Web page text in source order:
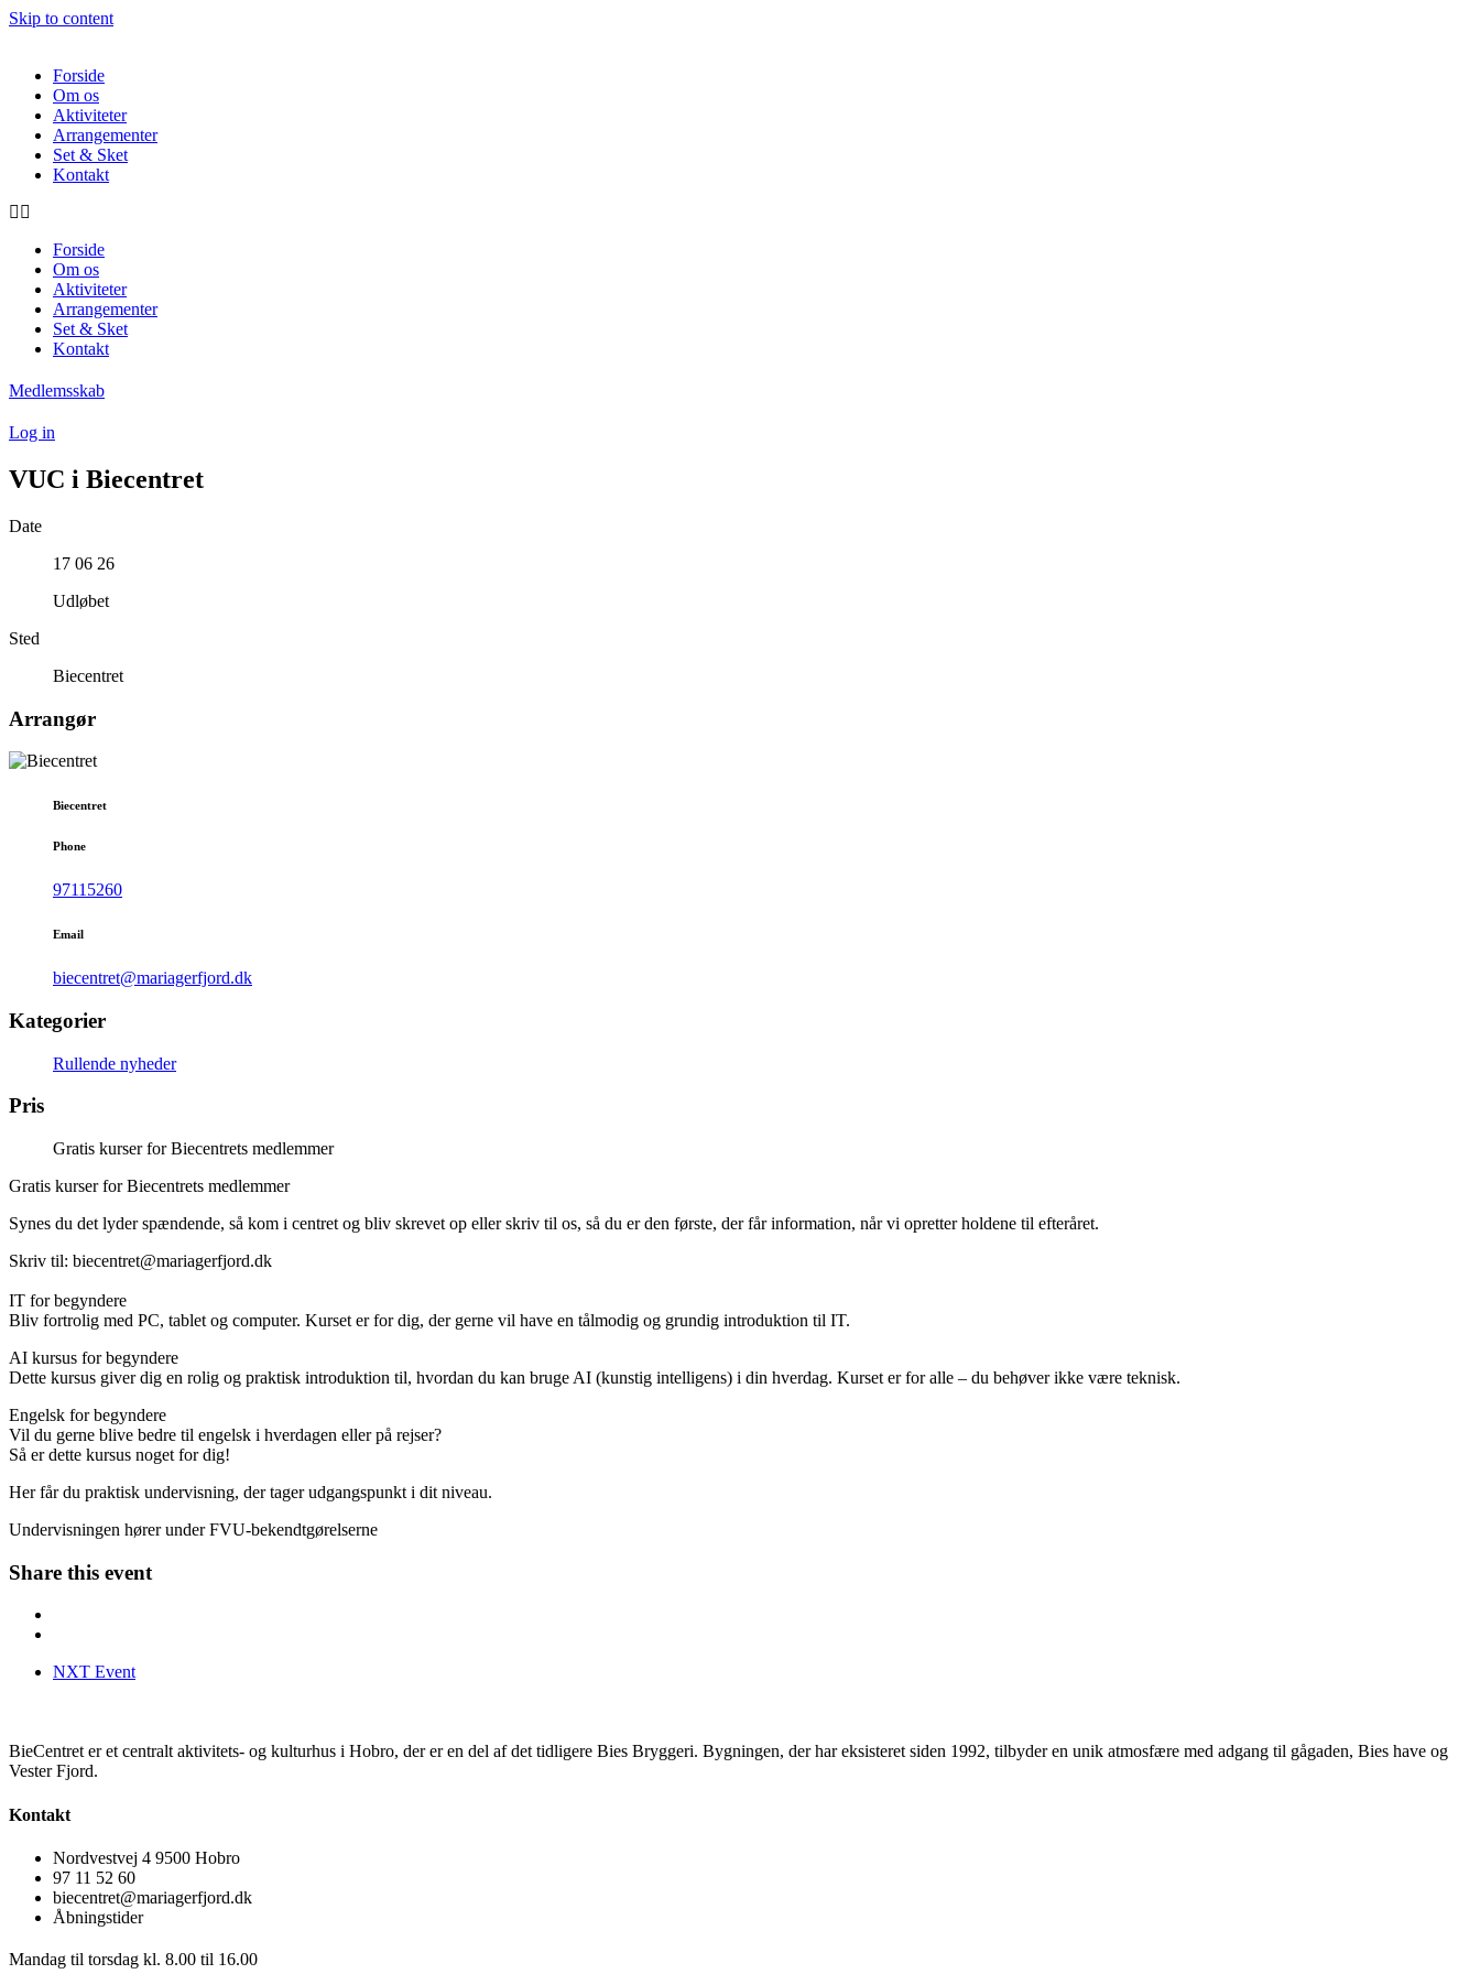
Skip to content
Forside
Om os
Aktiviteter
Arrangementer
Set & Sket
Kontakt
Forside
Om os
Aktiviteter
Arrangementer
Set & Sket
Kontakt
Medlemsskab
Log in
VUC i Biecentret
Date
17 06 26
Udløbet
Sted
Biecentret
Arrangør
Biecentret
Phone
97115260
Email
biecentret@mariagerfjord.dk
Kategorier
Rullende nyheder
Pris
Gratis kurser for Biecentrets medlemmer
Gratis kurser for Biecentrets medlemmer
Synes du det lyder spændende, så kom i centret og bliv skrevet op eller skriv til os, så du er den første, der får information, når vi opretter holdene til efteråret.
Skriv til: biecentret@mariagerfjord.dk
IT for begyndere
Bliv fortrolig med PC, tablet og computer. Kurset er for dig, der gerne vil have en tålmodig og grundig introduktion til IT.
AI kursus for begyndere
Dette kursus giver dig en rolig og praktisk introduktion til, hvordan du kan bruge AI (kunstig intelligens) i din hverdag. Kurset er for alle – du behøver ikke være teknisk.
Engelsk for begyndere
Vil du gerne blive bedre til engelsk i hverdagen eller på rejser?
Så er dette kursus noget for dig!
Her får du praktisk undervisning, der tager udgangspunkt i dit niveau.
Undervisningen hører under FVU-bekendtgørelserne
Share this event
NXT Event
BieCentret er et centralt aktivitets- og kulturhus i Hobro, der er en del af det tidligere Bies Bryggeri. Bygningen, der har eksisteret siden 1992, tilbyder en unik atmosfære med adgang til gågaden, Bies have og
Vester Fjord.
Kontakt
Nordvestvej 4 9500 Hobro
97 11 52 60
biecentret@mariagerfjord.dk
Åbningstider
Mandag til torsdag kl. 8.00 til 16.00